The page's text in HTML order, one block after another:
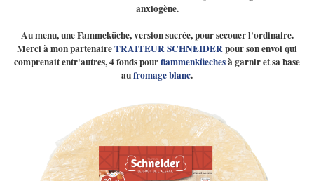
anxiogène.
Au menu, une Fammeküche, version sucrée, pour secouer l'ordinaire.
Merci à mon partenaireTRAITEUR SCHNEIDERpour son envoi qui
comprenait entr'autres, 4 fonds pourflammenküechesà garnir et sa base
aufromage blanc.